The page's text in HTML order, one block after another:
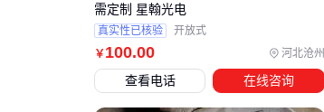
￥ 100.00 河北沧州
需定制 星翰光电
真实性已核验 开放式
查看电话 在线咨询